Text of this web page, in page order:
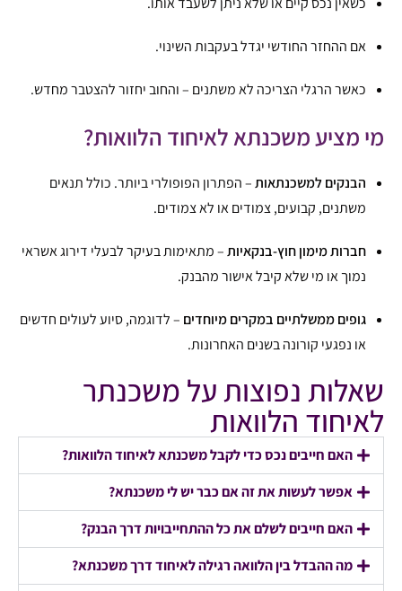
אם ההחזר החודשי יגדל בעקבות השינוי.
כאשר הרגלי הצריכה לא משתנים – והחוב יחזור להצטבר מחדש.
מי מציע משכנתא לאיחוד הלוואות?
הבנקים למשכנתאות– הפתרון הפופולרי ביותר. כולל תנאים
משתנים, קבועים, צמודים או לא צמודים.
חברות מימון חוץ-בנקאיות– מתאימות בעיקר לבעלי דירוג אשראי
נמוך או מי שלא קיבל אישור מהבנק.
גופים ממשלתיים במקרים מיוחדים – לדוגמה, סיוע לעולים חדשים
או נפגעי קורונה בשנים האחרונות.
שאלות נפוצות על משכנתר
לאיחוד הלוואות
האם חייבים נכס כדי לקבל משכנתא לאיחוד הלוואות?
אפשר לעשות את זה אם כבר יש לי משכנתא?
האם חייבים לשלם את כל ההתחייבויות דרך הבנק?
מה ההבדל בין הלוואה רגילה לאיחוד דרך משכנתא?